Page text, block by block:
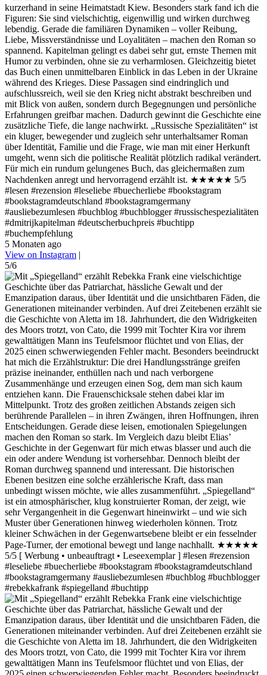
kurzerhand in seine Heimatstadt Kiew. Besonders stark fand ich die
Figuren: Sie sind vielschichtig, eigenwillig und wirken durchweg
lebendig. Gerade die familiären Dynamiken – voller Reibung,
Liebe, Missverständnisse und Loyalitäten – machen den Roman so
spannend. Kapitelman gelingt es dabei sehr gut, ernste Themen mit
Humor zu verbinden, ohne sie zu verharmlosen. Gleichzeitig bietet
das Buch einen unmittelbaren Einblick in das Leben in der Ukraine
während des Krieges. Diese Passagen sind eindringlich und
aufschlussreich, weil sie den Krieg nicht abstrakt beschreiben und
mit Blick von außen, sondern durch Begegnungen und persönliche
Erfahrungen greifbar machen. Dadurch gewinnt die Geschichte eine
zusätzliche Tiefe, die lange nachwirkt. „Russische Spezialitäten“ ist
ein kluger, bewegender und zugleich sehr unterhaltsamer Roman
über Identität, Familie und die Frage, wie man mit einer Herkunft
umgeht, wenn sich die politische Realität plötzlich radikal verändert.
Für mich ein rundum gelungenes Buch, das gleichermaßen zum
Nachdenken anregt und hervorragend erzählt ist. ★★★★★ 5/5
#lesen #rezension #leseliebe #buecherliebe #bookstagram
#bookstagramdeutschland #bookstagramgermany
#ausliebezumlesen #buchblog #buchblogger #russischespezialitäten
#dmitrijkapitelman #deutscherbuchpreis #buchtipp
#buchempfehlung
5 Monaten ago
View on Instagram |
5/6